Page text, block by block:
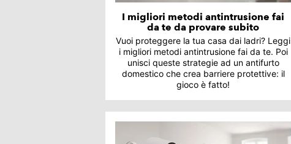
I migliori metodi antintrusione fai
da te da provare subito
Vuoi proteggere la tua casa dai ladri? Leggi
i migliori metodi antintrusione fai da te. Poi
unisci queste strategie ad un antifurto
domestico che crea barriere protettive: il
gioco è fatto!